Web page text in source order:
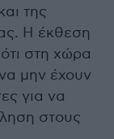
της
Η έκθεση
στη χώρα
μην έχουν
για να
στους